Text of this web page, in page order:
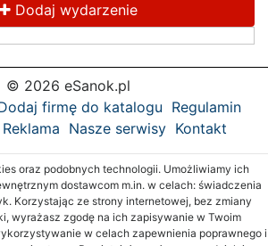
Dodaj wydarzenie
© 2026 eSanok.pl
firmę do katalogu Regulamin
Reklama Nasze serwisy Kontakt
oraz podobnych technologii. Umożliwiamy ich
dostawcom m.in. w celach: świadczenia
Korzystając ze strony internetowej, bez zmiany
wyrażasz zgodę na ich zapisywanie w Twoim
w celach zapewnienia poprawnego i